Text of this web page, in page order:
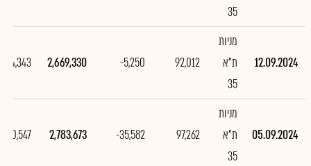
35
12.09.2024
מניות
ת"א
35
92,012
-5,250
2,669,330
-114,343
05.09.2024
מניות
ת"א
35
97,262
-35,582
2,783,673